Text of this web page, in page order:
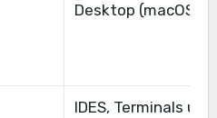
Desktop (macOS)
IDES, Terminals und